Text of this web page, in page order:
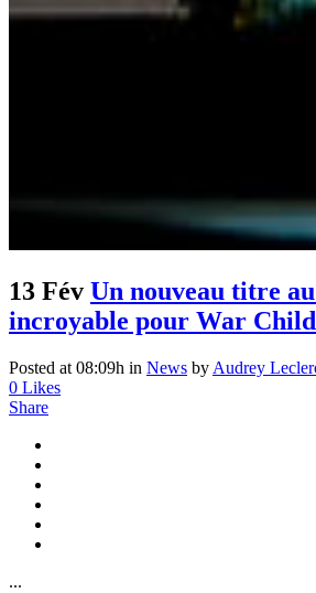
13 Fév Un nouveau titre
incroyable pour War
Posted at 08:09h in News by Audrey
0 Likes
Share
...